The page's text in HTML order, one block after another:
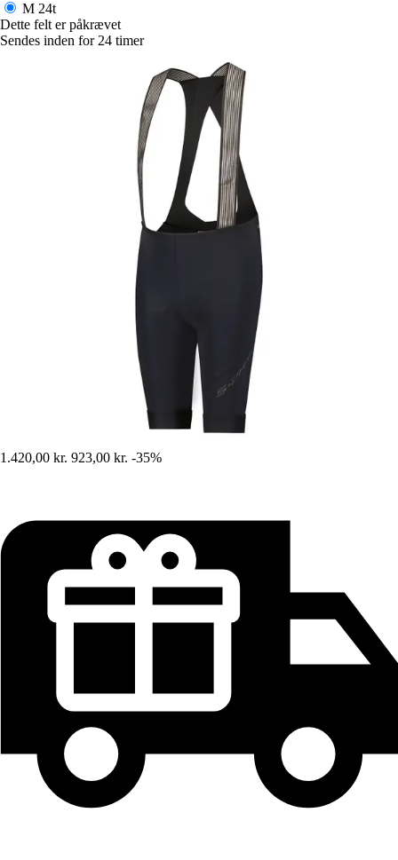
M 24t
Dette felt er påkrævet
Sendes inden for 24 timer
1.420,00 kr. 923,00 kr. -35%